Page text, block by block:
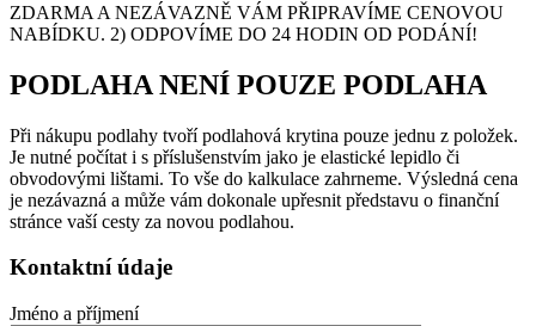
ZDARMA A NEZÁVAZNĚ VÁM PŘIPRAVÍME CENOVOU
NABÍDKU. 2) ODPOVÍME DO 24 HODIN OD PODÁNÍ!
PODLAHA NENÍ POUZE PODLAHA
Při nákupu podlahy tvoří podlahová krytina pouze jednu z položek.
Je nutné počítat i s příslušenstvím jako je elastické lepidlo či
obvodovými lištami. To vše do kalkulace zahrneme. Výsledná cena
je nezávazná a může vám dokonale upřesnit představu o finanční
stránce vaší cesty za novou podlahou.
Kontaktní údaje
Jméno a příjmení